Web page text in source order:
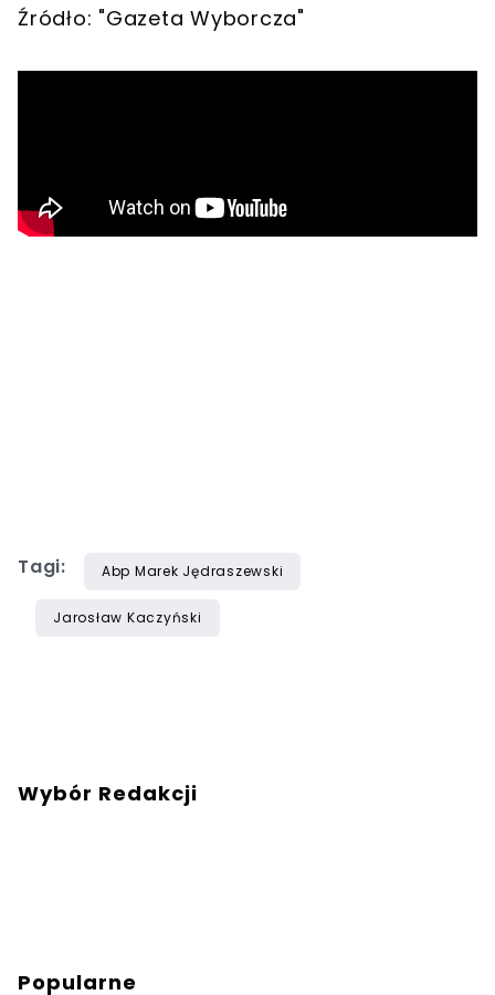
Źródło: "Gazeta Wyborcza"
Tagi: Abp Marek Jędraszewski
Jarosław Kaczyński
Wybór Redakcji
Popularne